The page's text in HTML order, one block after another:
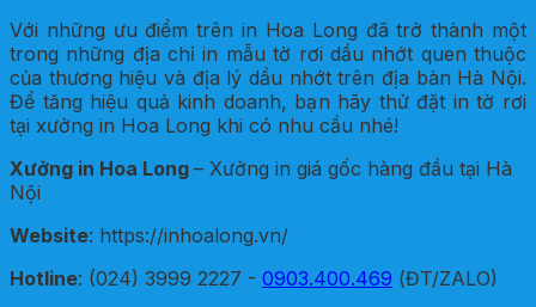
Với những ưu điểm trên in Hoa Long đã trở thành một
trong những địa chỉ in mẫu tờ rơi dầu nhớt quen thuộc
của thương hiệu và địa lý dầu nhớt trên địa bàn Hà Nội.
Để tăng hiệu quả kinh doanh, bạn hãy thử đặt in tờ rơi
tại xưởng in Hoa Long khi có nhu cầu nhé!
Xưởng in Hoa Long – Xưởng in giá gốc hàng đầu tại Hà
Nội
Website: https://inhoalong.vn/
Hotline: (024) 3999 2227 - 0903.400.469 (ĐT/ZALO)